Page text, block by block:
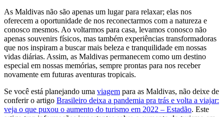
As Maldivas não são apenas um lugar para relaxar; elas nos
oferecem a oportunidade de nos reconectarmos com a natureza e
conosco mesmos. Ao voltarmos para casa, levamos conosco não
apenas souvenirs físicos, mas também experiências transformadoras
que nos inspiram a buscar mais beleza e tranquilidade em nossas
vidas diárias. Assim, as Maldivas permanecem como um destino
especial em nossas memórias, sempre prontas para nos receber
novamente em futuras aventuras tropicais.
Se você está planejando uma viagem para as Maldivas, não deixe de
conferir o artigo Brasileiro deixa a pandemia pra trás e volta a viajar:
veja o que puxou o aumento do turismo em 2022 – Estadão. Este